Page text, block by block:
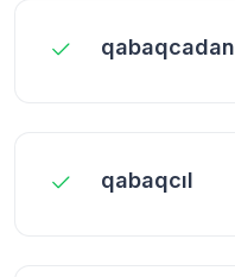
qabaqcadan
qabaqcıl